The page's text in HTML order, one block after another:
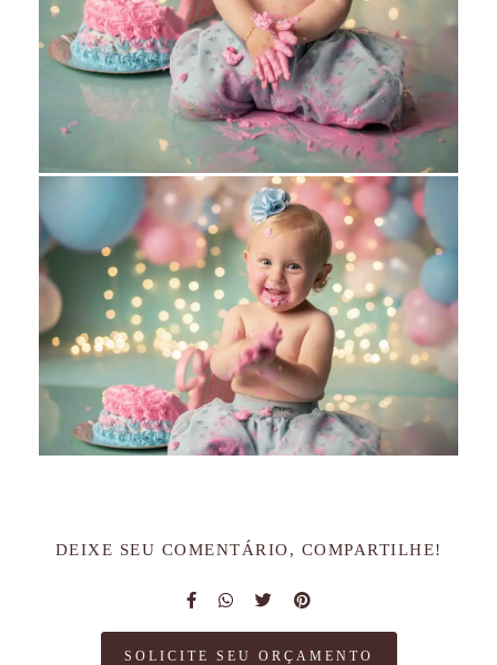
DEIXE SEU COMENTÁRIO, COMPARTILHE!
SOLICITE SEU ORÇAMENTO